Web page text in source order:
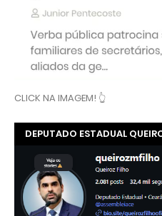
CLICK NA IMAGEM! 👆
DEPUTADO ESTADUAL